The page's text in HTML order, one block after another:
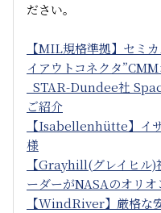
ださい。
【MIL規格準拠】セミ
イアウトコネクタ
STAR-Dundee社
ご紹介
【Isabellenhütte】イ
様
【Grayhill(グレイヒル
ーダーがNASAのオリ
【WindRiver】厳格な